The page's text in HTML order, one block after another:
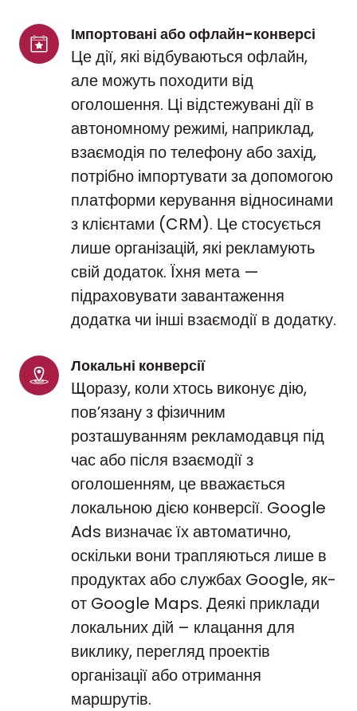
Імпортовані або офлайн-конверсі
Це дії, які відбуваються офлайн,
але можуть походити від
оголошення. Ці відстежувані дії в
автономному режимі, наприклад,
взаємодія по телефону або захід,
потрібно імпортувати за допомогою
платформи керування відносинами
з клієнтами (CRM). Це стосується
лише організацій, які рекламують
свій додаток. Їхня мета —
підраховувати завантаження
додатка чи інші взаємодії в додатку.
Локальні конверсії
Щоразу, коли хтось виконує дію,
пов’язану з фізичним
розташуванням рекламодавця під
час або після взаємодії з
оголошенням, це вважається
локальною дією конверсії. Google
Ads визначає їх автоматично,
оскільки вони трапляються лише в
продуктах або службах Google, як-
от Google Maps. Деякі приклади
локальних дій – клацання для
виклику, перегляд проектів
організації або отримання
маршрутів.